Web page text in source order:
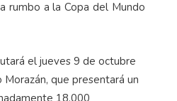
rumbo a la Copa del Mundo
el jueves 9 de octubre
que presentará un
18.000